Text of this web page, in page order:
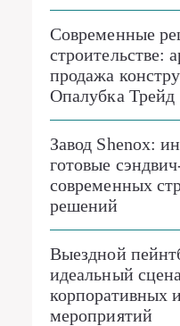
Современные
строительстве:
продажа
Опалубка Трейд
Завод Shenox:
готовые
современных
решений
Выездной
идеальный
корпоративных
мероприятий